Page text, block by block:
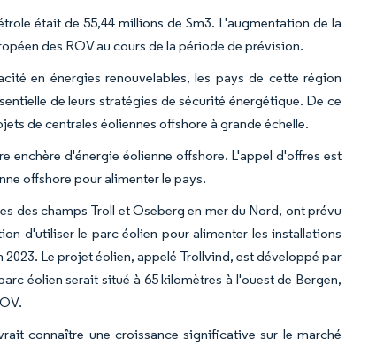
était de 55,44 millions de Sm3. L'augmentation de la
des ROV au cours de la période de prévision.
en énergies renouvelables, les pays de cette région
de leurs stratégies de sécurité énergétique. De ce
de centrales éoliennes offshore à grande échelle.
enchère d'énergie éolienne offshore. L'appel d'offres est
offshore pour alimenter le pays.
des champs Troll et Oseberg en mer du Nord, ont prévu
d'utiliser le parc éolien pour alimenter les installations
Le projet éolien, appelé Trollvind, est développé par
éolien serait situé à 65 kilomètres à l'ouest de Bergen,
connaître une croissance significative sur le marché